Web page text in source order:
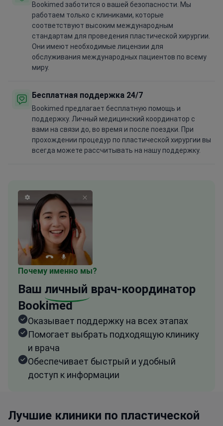
Bookimed заботится о вашей безопасности. Мы
работаем только с клиниками, которые
соответствуют высоким международным
стандартам для проведения пластической хирургии.
Они имеют необходимые лицензии для
обслуживания международных пациентов по всему
миру.
Бесплатная поддержка 24/7
Bookimed предлагает бесплатную помощь и
поддержку. Личный медицинский координатор с
вами на связи до, во время и после поездки. При
прохождении процедур по пластической хирургии вы
всегда можете рассчитывать на нашу поддержку.
Почему именно мы?
Ваш личный врач-координатор
Bookimed
Оказывает поддержку на всех этапах
Помогает выбрать подходящую клинику
и врача
Обеспечивает быстрый и удобный
доступ к информации
Лучшие клиники по пластической